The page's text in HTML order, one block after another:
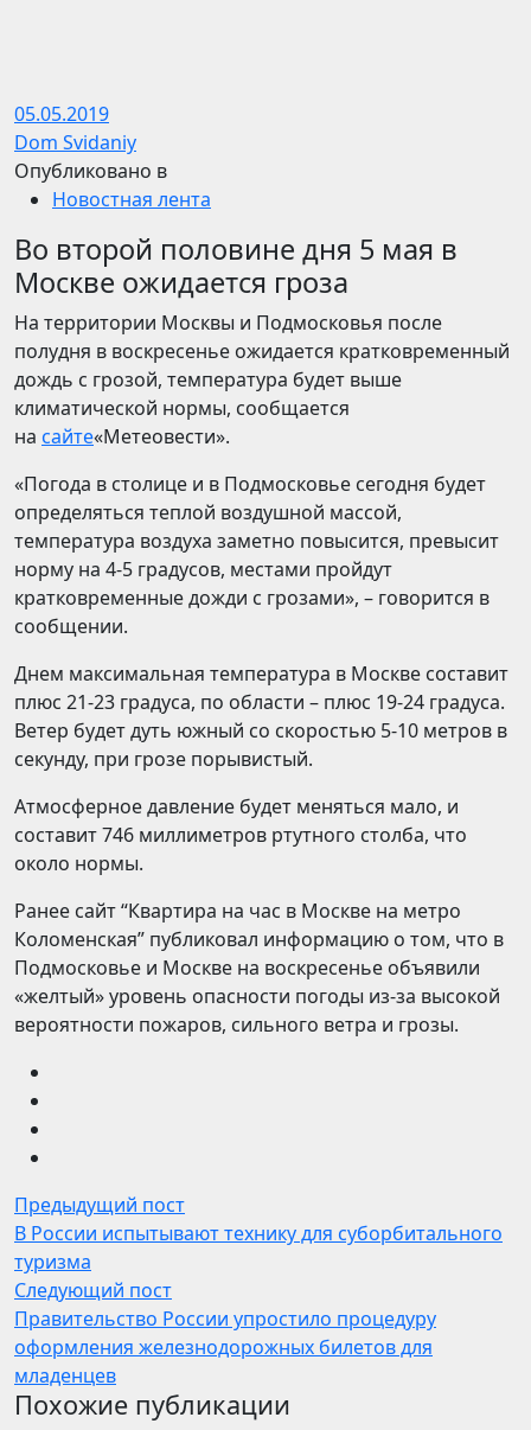
05.05.2019
Dom Svidaniy
Опубликовано в
Новостная лента
Во второй половине дня 5 мая в
Москве ожидается гроза
На территории Москвы и Подмосковья после
полудня в воскресенье ожидается кратковременный
дождь с грозой, температура будет выше
климатической нормы, сообщается
на сайте«Метеовести».
«Погода в столице и в Подмосковье сегодня будет
определяться теплой воздушной массой,
температура воздуха заметно повысится, превысит
норму на 4-5 градусов, местами пройдут
кратковременные дожди с грозами», – говорится в
сообщении.
Днем максимальная температура в Москве составит
плюс 21-23 градуса, по области – плюс 19-24 градуса.
Ветер будет дуть южный со скоростью 5-10 метров в
секунду, при грозе порывистый.
Атмосферное давление будет меняться мало, и
составит 746 миллиметров ртутного столба, что
около нормы.
Ранее сайт “Квартира на час в Москве на метро
Коломенская” публиковал информацию о том, что в
Подмосковье и Москве на воскресенье объявили
«желтый» уровень опасности погоды из-за высокой
вероятности пожаров, сильного ветра и грозы.
Предыдущий пост
В России испытывают технику для суборбитального
туризма
Следующий пост
Правительство России упростило процедуру
оформления железнодорожных билетов для
младенцев
Похожие публикации